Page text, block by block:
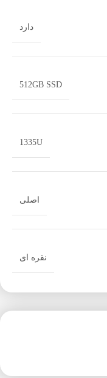
دارد
512GB SSD
1335U
اصلی
نقره ای